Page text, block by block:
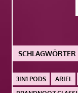
SCHLAGWÖRTER
3IN1 PODS ARIEL